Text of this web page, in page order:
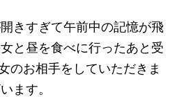
きすぎて午前中の記憶が飛
と昼を食べに行ったあと受
のお相手をしていただきま
ます。